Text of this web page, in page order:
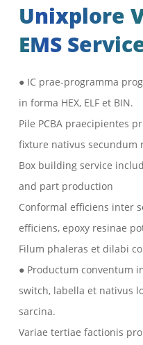
Unixplore
EMS
● IC prae-programma
in forma HEX, ELF et BIN.
Pile PCBA praecipientes
fixture nativus
Box building service
and part production
Conformal efficiens inter
efficiens, epoxy resinae
Filum phaleras et dilabi
● Productum conventum
switch, labella et nativus
sarcina.
Variae tertiae factionis